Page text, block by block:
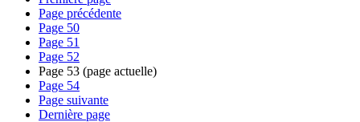
Page précédente
Page 50
Page 51
Page 52
Page 53 (page actuelle)
Page 54
Page suivante
Dernière page